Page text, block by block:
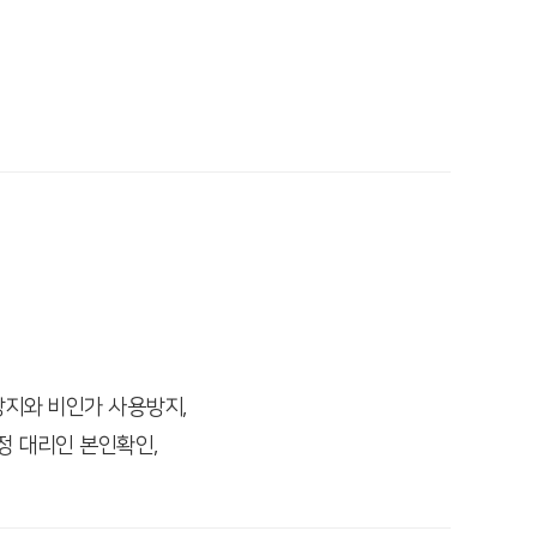
와 비인가 사용방지,
대리인 본인확인,